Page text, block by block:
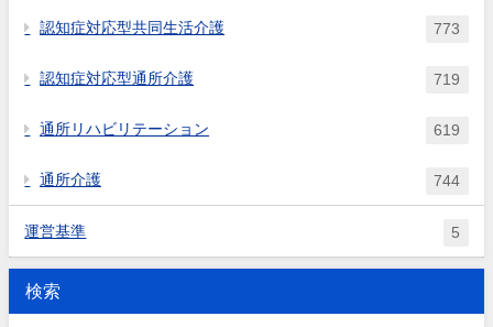
認知症対応型共同生活介護 773
認知症対応型通所介護 719
通所リハビリテーション 619
通所介護 744
運営基準 5
検索